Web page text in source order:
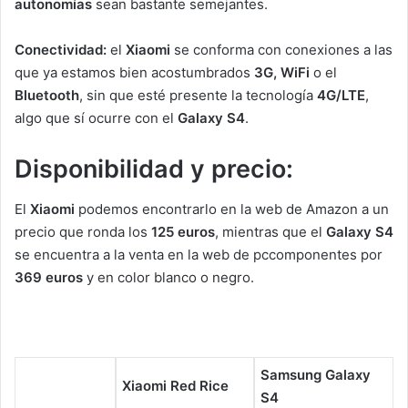
autonomías sean bastante semejantes.
Conectividad: el Xiaomi se conforma con conexiones a las
que ya estamos bien acostumbrados 3G, WiFi o el
Bluetooth, sin que esté presente la tecnología 4G/LTE,
algo que sí ocurre con el Galaxy S4.
Disponibilidad y precio:
El Xiaomi podemos encontrarlo en la web de Amazon a un
precio que ronda los 125 euros, mientras que el Galaxy S4
se encuentra a la venta en la web de pccomponentes por
369 euros y en color blanco o negro.
Xiaomi Red Rice
Samsung Galaxy
S4